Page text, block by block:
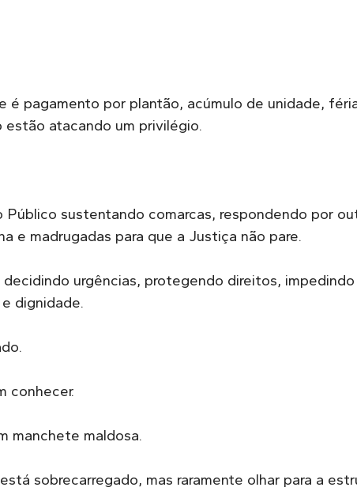
é pagamento por plantão, acúmulo de unidade,
atacando um privilégio.
sustentando comarcas, respondendo por
e madrugadas para que a Justiça não pare.
urgências, protegendo direitos,
dignidade.
conhecer.
manchete maldosa.
sobrecarregado, mas raramente olhar para a